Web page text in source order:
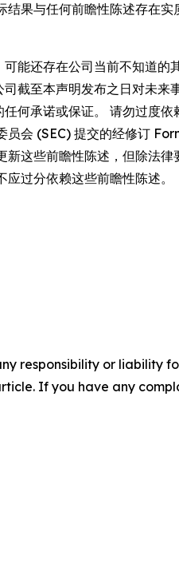
果与任何前瞻性陈述存在
能还存在公司当前不知道的
截至本声明发布之日对未来
何承诺或保证。 请勿过度
会 (SEC) 提交的经修订
这些前瞻性陈述，但除法
过分依赖这些前瞻性陈述。
responsibility or liability
If you have any